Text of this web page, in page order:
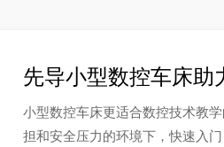
先导小型数控车床助
小型数控车床更适合数控技术教
担和安全压力的环境下，快速入